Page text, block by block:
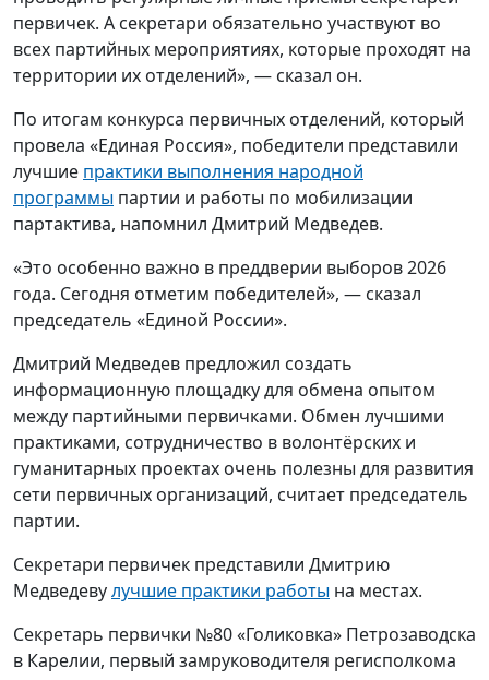
По итогам конкурса первичных отделений, который
провела «Единая Россия», победители представили
лучшиепрактики выполнения народной
программы
партии и работы по мобилизации
партактива, напомнил Дмитрий Медведев.
«Это особенно важно в преддверии выборов 2026
года. Сегодня отметим победителей», — сказал
председатель «Единой России».
Дмитрий Медведев предложил создать
информационную площадку для обмена опытом
между партийными первичками. Обмен лучшими
практиками, сотрудничество в волонтёрских и
гуманитарных проектах очень полезны для развития
сети первичных организаций, считает председатель
партии.
Секретари первичек представили Дмитрию
Медведевулучшие практики работына местах.
в Карелии, первый замруководителя регисполкома
партии Екатерина Литвинова предложила развивать
институт наставничества среди первичных
организаций, работать с молодыми кадрами.